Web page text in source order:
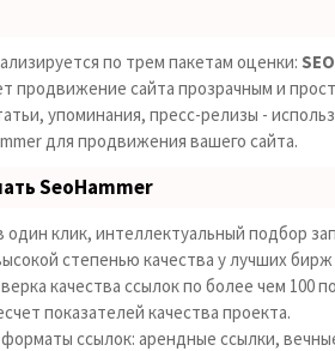
по трем пакетам оценки:
продвижение сайта прозрачным и
упоминания, пресс-релизы -
для продвижения вашего сайта.
SeoHammer
клик, интеллектуальный подбор
степенью качества у лучших
качества ссылок по более чем 100
показателей качества проекта.
ссылок: арендные ссылки,